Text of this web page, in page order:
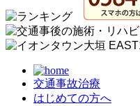
交通事故治療
はじめての方へ